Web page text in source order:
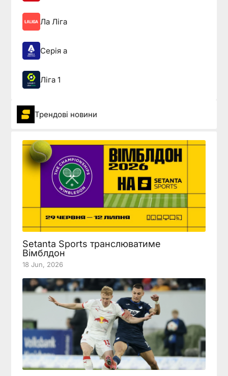
Ла Ліга
Серія а
Ліга 1
Трендові новини
Setanta Sports транслюватиме
Вімблдон
18 Jun, 2026